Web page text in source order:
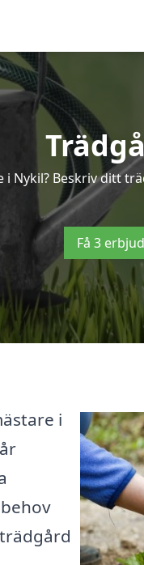
Nykil? Beskriv ditt
Få 3
i